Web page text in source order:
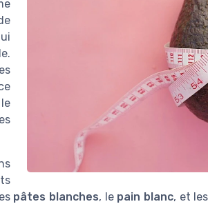
pâtes blanches, le pain blanc, et les